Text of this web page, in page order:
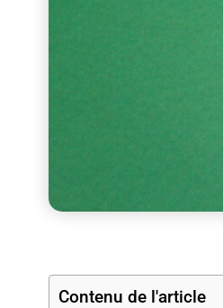
Contenu de l'article